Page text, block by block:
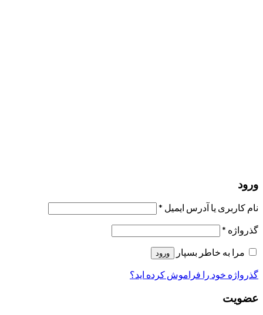
ورود
نام کاربری یا آدرس ایمیل *
گذرواژه *
مرا به خاطر بسپار
ورود
گذرواژه خود را فراموش کرده اید؟
عضویت